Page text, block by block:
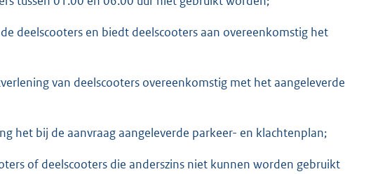
deelscooters en biedt deelscooters aan overeenkomstig het
van deelscooters overeenkomstig met het aangeleverde
het bij de aanvraag aangeleverde parkeer- en klachtenplan;
of deelscooters die anderszins niet kunnen worden gebruikt